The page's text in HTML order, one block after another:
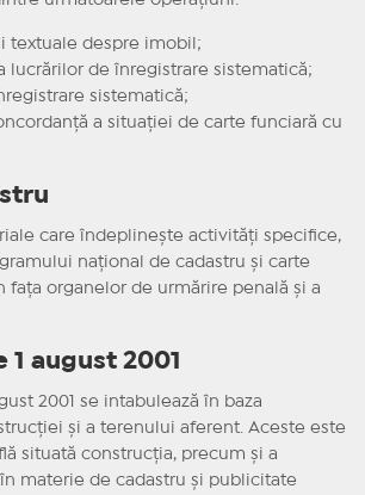
textuale despre imobil;
lucrărilor de înregistrare sistematică;
sistematică;
a situaţiei de carte funciară cu
care îndeplineşte activităţi specifice,
naţional de cadastru şi carte
faţa organelor de urmărire penală şi a
august 2001
2001 se intabulează în baza
şi a terenului aferent. Aceste este
situată construcţia, precum şi a
materie de cadastru şi publicitate